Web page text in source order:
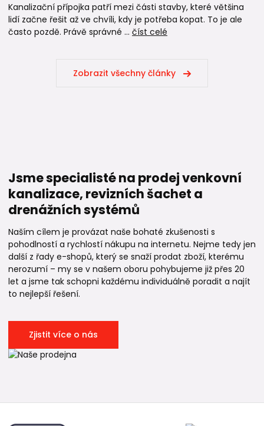
Kanalizační přípojka patří mezi části stavby, které většina
lidí začne řešit až ve chvíli, kdy je potřeba kopat. To je ale
často pozdě. Právě správné ... číst celé
Zobrazit všechny články
Jsme specialisté na prodej venkovní
kanalizace, revizních šachet a
drenážních systémů
Naším cílem je provázat naše bohaté zkušenosti s
pohodlností a rychlostí nákupu na internetu. Nejme tedy jen
další z řady e-shopů, který se snaží prodat zboží, kterému
nerozumí – my se v našem oboru pohybujeme již přes 20
let a jsme tak schopni každému individuálně poradit a najít
to nejlepší řešení.
Zjistit více o nás